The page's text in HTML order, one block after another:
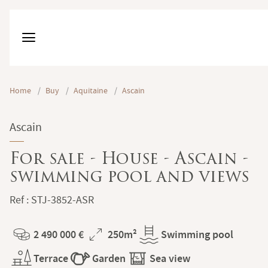
Home / Buy / Aquitaine / Ascain
Ascain
For sale - House - Ascain -
swimming pool and views
Ref : STJ-3852-ASR
Price
2 490 000 €
Total
Surface
250m²
Swimming pool
Terrace
Garden
Sea view